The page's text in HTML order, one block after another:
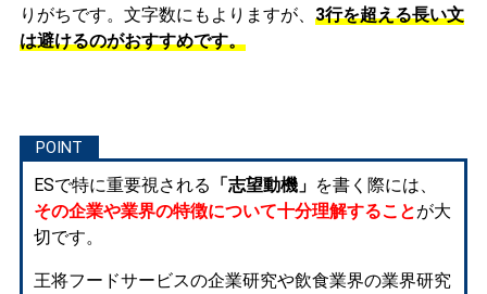
りがちです。文字数にもよりますが、 3行を超える長い文
は避けるのがおすすめです。
ESで特に重要視される 「志望動機」 を書く際には、
その企業や業界の特徴について十分理解することが大
切です。
王将フードサービスの企業研究や飲食業界の業界研究